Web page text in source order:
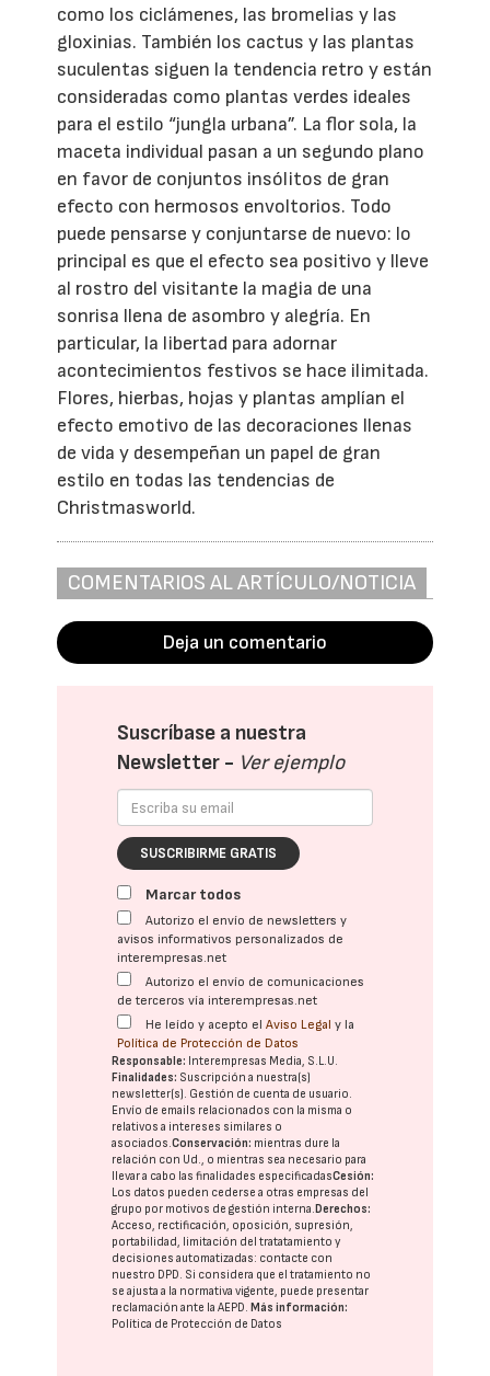
como los ciclámenes, las bromelias y las
gloxinias. También los cactus y las plantas
suculentas siguen la tendencia retro y están
consideradas como plantas verdes ideales
para el estilo “jungla urbana”. La flor sola, la
maceta individual pasan a un segundo plano
en favor de conjuntos insólitos de gran
efecto con hermosos envoltorios. Todo
puede pensarse y conjuntarse de nuevo: lo
principal es que el efecto sea positivo y lleve
al rostro del visitante la magia de una
sonrisa llena de asombro y alegría. En
particular, la libertad para adornar
acontecimientos festivos se hace ilimitada.
Flores, hierbas, hojas y plantas amplían el
efecto emotivo de las decoraciones llenas
de vida y desempeñan un papel de gran
estilo en todas las tendencias de
Christmasworld.
COMENTARIOS AL ARTÍCULO/NOTICIA
Deja un comentario
Suscríbase a nuestra
Newsletter - Ver ejemplo
SUSCRIBIRME GRATIS
Marcar todos
Autorizo el envío de newsletters y
avisos informativos personalizados de
interempresas.net
Autorizo el envío de comunicaciones
de terceros vía interempresas.net
He leído y acepto elAviso Legal y la
Política de Protección de Datos
Responsable: Interempresas Media, S.L.U.
Finalidades: Suscripción a nuestra(s)
newsletter(s). Gestión de cuenta de usuario.
Envío de emails relacionados con la misma o
relativos a intereses similares o
asociados.Conservación: mientras dure la
relación con Ud., o mientras sea necesario para
llevar a cabo las finalidades especificadasCesión:
Los datos pueden cederse a otras empresas del
grupo por motivos de gestión interna. Derechos:
Acceso, rectificación, oposición, supresión,
portabilidad, limitación del tratatamiento y
decisiones automatizadas: contacte con
nuestro DPD. Si considera que el tratamiento no
se ajusta a la normativa vigente, puede presentar
reclamación ante laAEPD. Más información:
Política de Protección de Datos